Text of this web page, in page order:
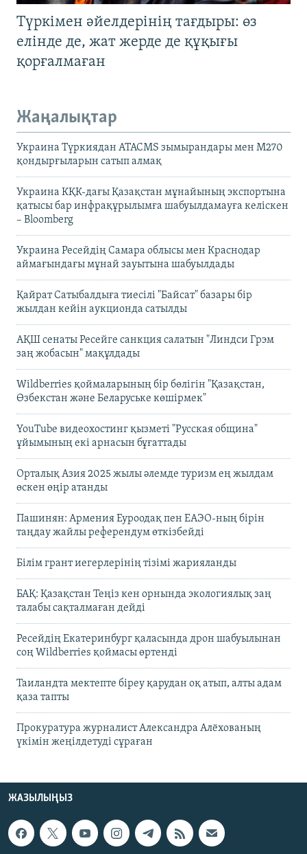
Түркімен әйелдерінің тағдыры: өз
елінде де, жат жерде де құқығы
қорғалмаған
Жаңалықтар
Украина Түркиядан ATACMS зымырандары мен M270
қондырғыларын сатып алмақ
Украина КҚК-дағы Қазақстан мұнайының экспортына
қатысы бар инфрақұрылымға шабуылдамауға келіскен
– Bloomberg
Украина Ресейдің Самара облысы мен Краснодар
аймағындағы мұнай зауытына шабуылдады
Қайрат Сатыбалдыға тиесілі "Байсат" базары бір
жылдан кейін аукционда сатылды
АҚШ сенаты Ресейге санкция салатын "Линдси Грэм
заң жобасын" мақұлдады
Wildberries қоймаларының бір бөлігін "Қазақстан,
Өзбекстан және Беларуське көшірмек"
YouTube видеохостинг қызметі "Русская община"
ұйымының екі арнасын бұғаттады
Орталық Азия 2025 жылы әлемде туризм ең жылдам
өскен өңір атанды
Пашинян: Армения Еуроодақ пен ЕАЭО-ның бірін
таңдау жайлы референдум өткізбейді
Білім грант иегерлерінің тізімі жарияланды
БАҚ: Қазақстан Теңіз кен орнында экологиялық заң
талабы сақталмаған дейді
Ресейдің Екатеринбург қаласында дрон шабуылынан
соң Wildberries қоймасы өртенді
Таиландта мектепте біреу қарудан оқ атып, алты адам
қаза тапты
Прокуратура журналист Александра Алёхованың
үкімін жеңілдетуді сұраған
ЖАЗЫЛЫҢЫЗ